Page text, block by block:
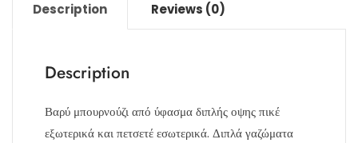
Description Reviews (0)
Description
Βαρύ μπουρνούζι από ύφασμα διπλής οψης πικέ
εξωτερικά και πετσετέ εσωτερικά. Διπλά γαζώματα